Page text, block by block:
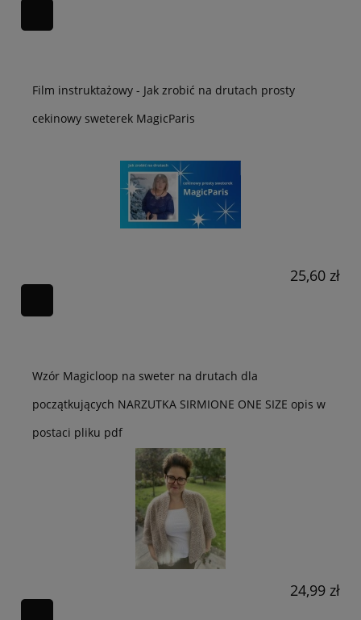
Film instruktażowy - Jak zrobić na drutach prosty
cekinowy sweterek MagicParis
25,60 zł
Wzór Magicloop na sweter na drutach dla
początkujących NARZUTKA SIRMIONE ONE SIZE opis w
postaci pliku pdf
24,99 zł